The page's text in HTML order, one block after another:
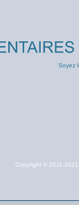
Soyez
Copyright © 2011-